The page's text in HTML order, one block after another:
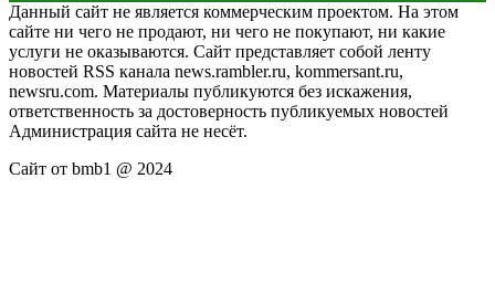
Данный сайт не является коммерческим проектом. На этом
сайте ни чего не продают, ни чего не покупают, ни какие
услуги не оказываются. Сайт представляет собой ленту
новостей RSS канала news.rambler.ru, kommersant.ru,
newsru.com. Материалы публикуются без искажения,
ответственность за достоверность публикуемых новостей
Администрация сайта не несёт.
Сайт от bmb1 @ 2024